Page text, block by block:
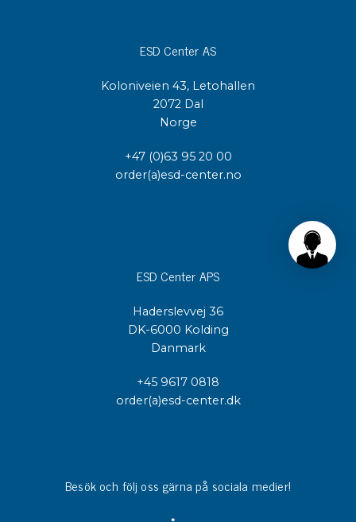
ESD Center AS
Koloniveien 43, Letohallen
2072 Dal
Norge
+47 (0)63 95 20 00
order(a)esd-center.no
ESD Center APS
Haderslevvej 36
DK-6000 Kolding
Danmark
+45 9617 0818
order(a)esd-center.dk
Besök och följ oss gärna på sociala medier!